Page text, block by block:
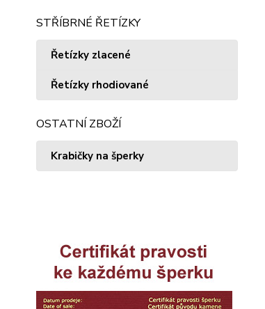
STŘÍBRNÉ ŘETÍZKY
Řetízky zlacené
Řetízky rhodiované
OSTATNÍ ZBOŽÍ
Krabičky na šperky